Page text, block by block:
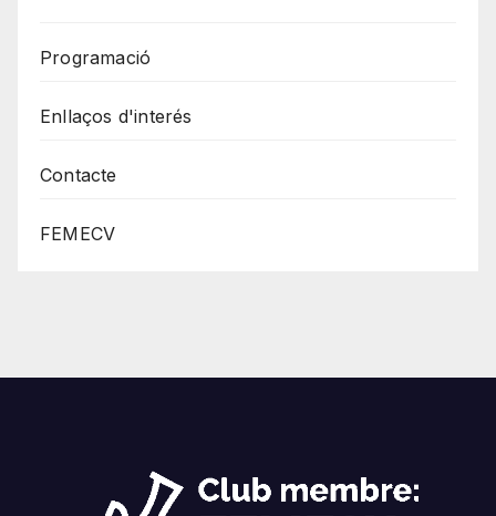
Programació
Enllaços d'interés
Contacte
FEMECV